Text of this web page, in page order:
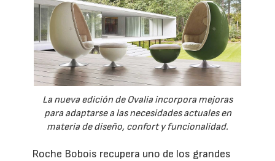
La nueva edición de Ovalia incorpora mejoras
para adaptarse a las necesidades actuales en
materia de diseño, confort y funcionalidad.
Roche Bobois recupera uno de los grandes